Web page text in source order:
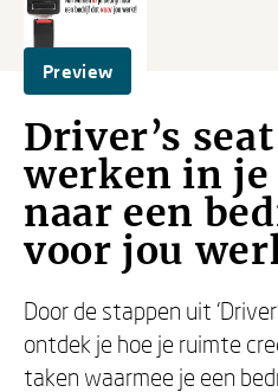
Preview
Driver’s
werken in
naar een
voor jou
Door de stappen uit
ontdek je hoe je ruimte
taken waarmee je een